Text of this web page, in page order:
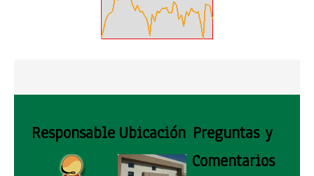
Responsable Ubicación Preguntas y
Comentarios